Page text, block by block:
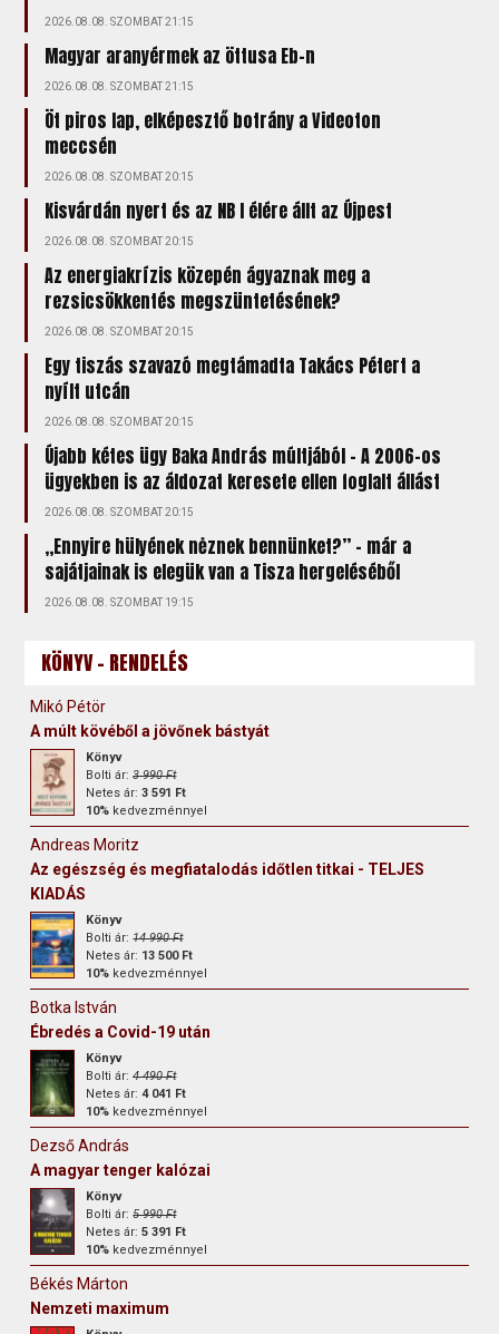
2026.08.08. SZOMBAT 21:15
Magyar aranyérmek az öttusa Eb-n
2026.08.08. SZOMBAT 21:15
Öt piros lap, elképesztő botrány a Videoton
meccsén
2026.08.08. SZOMBAT 20:15
Kisvárdán nyert és az NB I élére állt az Újpest
2026.08.08. SZOMBAT 20:15
Az energiakrízis közepén ágyaznak meg a
rezsicsökkentés megszüntetésének?
2026.08.08. SZOMBAT 20:15
Egy tiszás szavazó megtámadta Takács Pétert a
nyílt utcán
2026.08.08. SZOMBAT 20:15
Újabb kétes ügy Baka András múltjából – A 2006-os
ügyekben is az áldozat keresete ellen foglalt állást
2026.08.08. SZOMBAT 20:15
„Ennyire hülyének nėznek bennünket?” – már a
sajátjainak is elegük van a Tisza hergeléséből
2026.08.08. SZOMBAT 19:15
KÖNYV - RENDELÉS
Mikó Pétör
A múlt kövéből a jövőnek bástyát
Könyv
Bolti ár:3 990 Ft
Netes ár:3 591 Ft
10% kedvezménnyel
Andreas Moritz
Az egészség és megfiatalodás időtlen titkai - TELJES
KIADÁS
Könyv
Bolti ár:14 990 Ft
Netes ár: 13 500 Ft
10% kedvezménnyel
Botka István
Ébredés a Covid-19 után
Könyv
Bolti ár:4 490 Ft
Netes ár:4 041 Ft
10% kedvezménnyel
Dezső András
A magyar tenger kalózai
Könyv
Bolti ár:5 990 Ft
Netes ár:5 391 Ft
10% kedvezménnyel
Békés Márton
Nemzeti maximum